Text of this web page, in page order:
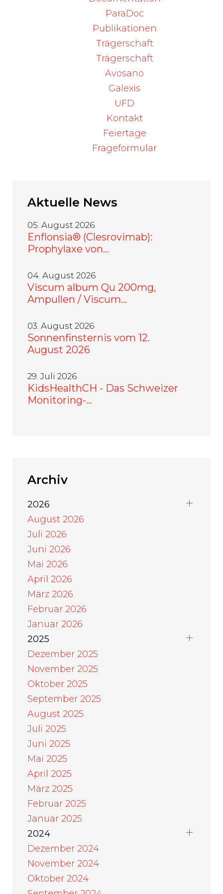
ParaDoc
Publikationen
Trägerschaft
Trägerschaft
Avosano
Galexis
UFD
Kontakt
Feiertage
Frageformular
Prescrire, CBD bei bekannten
Leberfunktionsstörungen zu meiden oder
bei fortgesetzter Einnahme die
Transaminasen zu messen.
Prescrire, 508/2026/p517
Aktuelle News
05. August 2026
Enflonsia® (Clesrovimab):
Prophylaxe von…
04. August 2026
Viscum album Qu 200mg,
Ampullen / Viscum…
03. August 2026
Sonnenfinsternis vom 12.
August 2026
29. Juli 2026
KidsHealthCH - Das Schweizer
Monitoring-…
Archiv
2026
August 2026
Juli 2026
Juni 2026
Mai 2026
April 2026
März 2026
Februar 2026
Januar 2026
2025
Dezember 2025
November 2025
Oktober 2025
September 2025
August 2025
Juli 2025
Juni 2025
Mai 2025
April 2025
März 2025
Februar 2025
Januar 2025
2024
Dezember 2024
November 2024
Oktober 2024